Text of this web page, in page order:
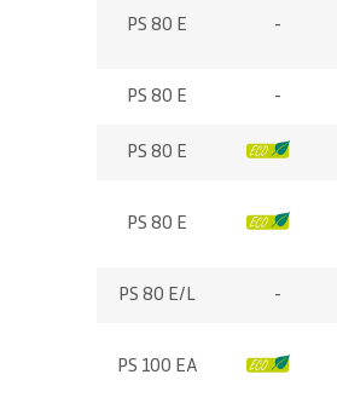
PS 80 E -
PS 80 E -
PS 80 E -
PS 80 E -
PS 80 E/L -
PS 100 EA -